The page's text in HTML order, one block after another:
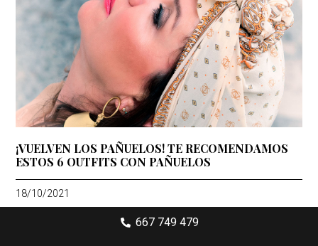
¡VUELVEN LOS PAÑUELOS! TE RECOMENDAMOS
ESTOS 6 OUTFITS CON PAÑUELOS
18/10/2021
667 749 479